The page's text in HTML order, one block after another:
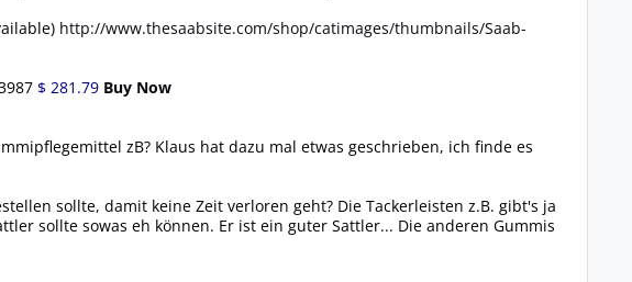
http://www.thesaabsite.com/shop/catimages/thumbnails/Saab-
$ 281.79 Buy Now
zB? Klaus hat dazu mal etwas geschrieben, ich finde es
sollte, damit keine Zeit verloren geht? Die Tackerleisten z.B. gibt's ja
sollte sowas eh können. Er ist ein guter Sattler... Die anderen Gummis